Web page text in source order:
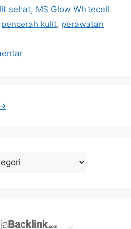
sehat, MS Glow Whitecell
pencerah kulit, perawatan
→